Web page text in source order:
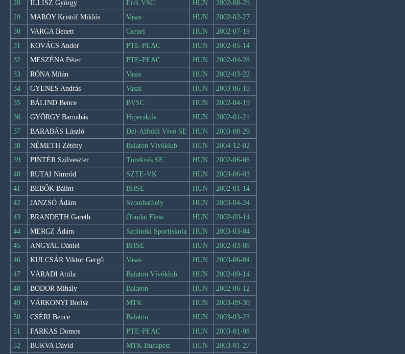
28
ILLISZ György Érdi VSC HUN
2002-08-29
29
MARÓY Kristóf Miklós Vasas HUN
2002-02-27
30
VARGA Benett Csepel HUN
2002-07-19
31
KOVÁCS Andor PTE-PEAC HUN
2002-05-14
32
MESZÉNA Péter PTE-PEAC HUN
2002-04-28
33
RÓNA Milán Vasas HUN
2002-03-22
34
GYENES András Vasas HUN
2003-06-10
35
BÁLIND Bence BVSC HUN
2002-04-19
36
GYÖRGY Barnabás Hiperaktív HUN
2002-01-21
37
BARABÁS László Dél-Alföldi Vívó SE HUN
2003-08-29
38
NÉMETH Zétény Balaton Vívóklub HUN
2004-12-02
39
PINTÉR Szilveszter Törekvés SE HUN
2002-06-06
40
RUTAI Nimród SZTE-VK HUN
2003-06-03
41
BEBŐK Bálint BHSE HUN
2002-01-14
42
JANZSÓ Ádám Szombathely HUN
2003-04-24
43
BRANDETH Gareth Óbudai Fless HUN
2002-09-14
44
MERCZ Ádám Szolnoki Sportiskola HUN
2003-03-04
45
ANGYAL Dániel BHSE HUN
2002-03-08
46
KULCSÁR Viktor Gergő Vasas HUN
2003-06-04
47
VÁRADI Attila Balaton Vívóklub HUN
2002-09-14
48
BODOR Mihály Balaton HUN
2002-06-12
49
VÁRKONYI Borisz MTK HUN
2003-09-30
50
CSÉRI Bence Balaton HUN
2003-03-23
51
FARKAS Domos PTE-PEAC HUN
2003-01-08
52
BUKVA Dávid MTK Budapest HUN
2003-01-27